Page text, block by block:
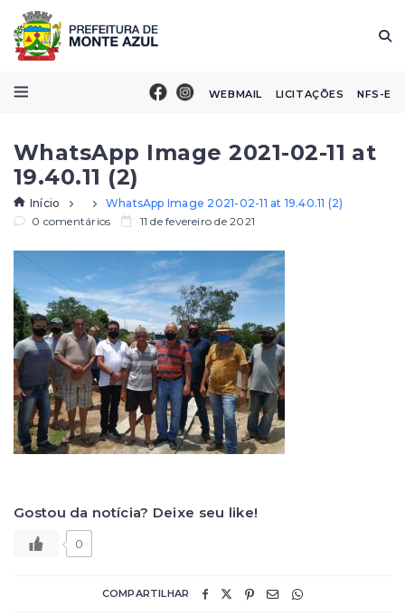
WEBMAIL LICITAÇÕES NFS-E
WhatsApp Image 2021-02-11 at
19.40.11 (2)
Início
WhatsApp Image 2021-02-11 at 19.40.11 (2)
0 comentários
11 de fevereiro de 2021
Gostou da notícia? Deixe seu like!
0
COMPARTILHAR